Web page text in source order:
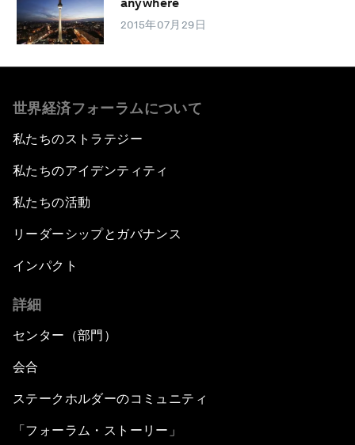
2015年07月29日
世界経済フォーラムについて
私たちのストラテジー
私たちのアイデンティティ
私たちの活動
リーダーシップとガバナンス
インパクト
詳細
センター（部門）
会合
ステークホルダーのコミュニティ
「フォーラム・ストーリー」